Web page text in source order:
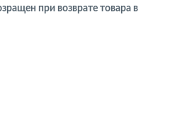
при возврате товара в